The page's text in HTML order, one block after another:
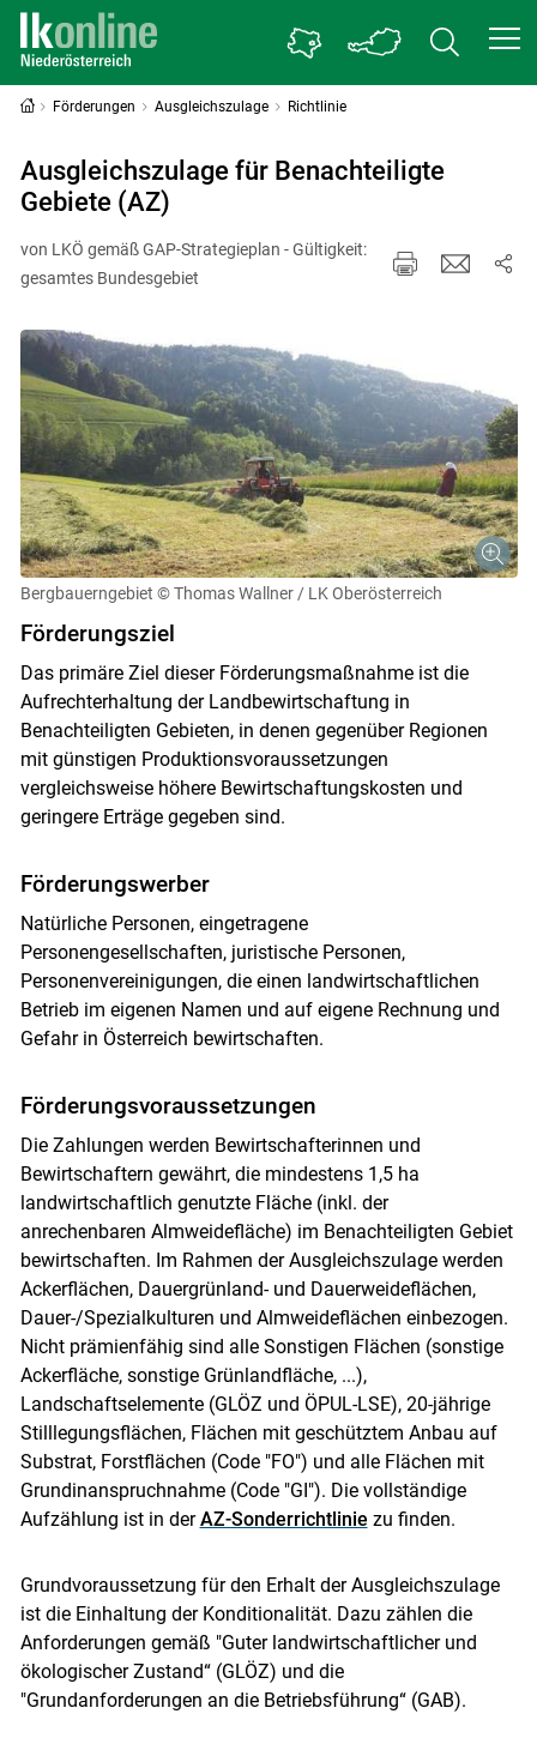
Förderungen Ausgleichszulage Richtlinie
Ausgleichszulage für Benachteiligte
Gebiete (AZ)
von LKÖ gemäß GAP-Strategieplan - Gültigkeit:
gesamtes Bundesgebiet
Bergbauerngebiet © Thomas Wallner / LK Oberösterreich
Förderungsziel
Das primäre Ziel dieser Förderungsmaßnahme ist die
Aufrechterhaltung der Landbewirtschaftung in
Benachteiligten Gebieten, in denen gegenüber Regionen
mit günstigen Produktionsvoraussetzungen
vergleichsweise höhere Bewirtschaftungskosten und
geringere Erträge gegeben sind.
Förderungswerber
Natürliche Personen, eingetragene
Personengesellschaften, juristische Personen,
Personenvereinigungen, die einen landwirtschaftlichen
Betrieb im eigenen Namen und auf eigene Rechnung und
Gefahr in Österreich bewirtschaften.
Förderungsvoraussetzungen
Die Zahlungen werden Bewirtschafterinnen und
Bewirtschaftern gewährt, die mindestens 1,5 ha
landwirtschaftlich genutzte Fläche (inkl. der
anrechenbaren Almweidefläche) im Benachteiligten Gebiet
bewirtschaften. Im Rahmen der Ausgleichszulage werden
Ackerflächen, Dauergrünland- und Dauerweideflächen,
Dauer-/Spezialkulturen und Almweideflächen einbezogen.
Nicht prämienfähig sind alle Sonstigen Flächen (sonstige
Ackerfläche, sonstige Grünlandfläche, ...),
Landschaftselemente (GLÖZ und ÖPUL-LSE), 20-jährige
Stilllegungsflächen, Flächen mit geschütztem Anbau auf
Substrat, Forstflächen (Code "FO") und alle Flächen mit
Grundinanspruchnahme (Code "GI"). Die vollständige
Aufzählung ist in derAZ-Sonderrichtlinie zu finden.
Grundvoraussetzung für den Erhalt der Ausgleichszulage
ist die Einhaltung der Konditionalität. Dazu zählen die
Anforderungen gemäß "Guter landwirtschaftlicher und
ökologischer Zustand“ (GLÖZ) und die
"Grundanforderungen an die Betriebsführung“ (GAB).